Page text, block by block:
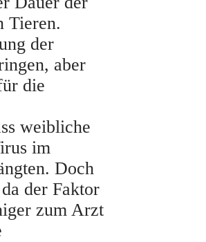
Tieren.
der
aber
die
weibliche
im
Doch
der Faktor
zum Arzt